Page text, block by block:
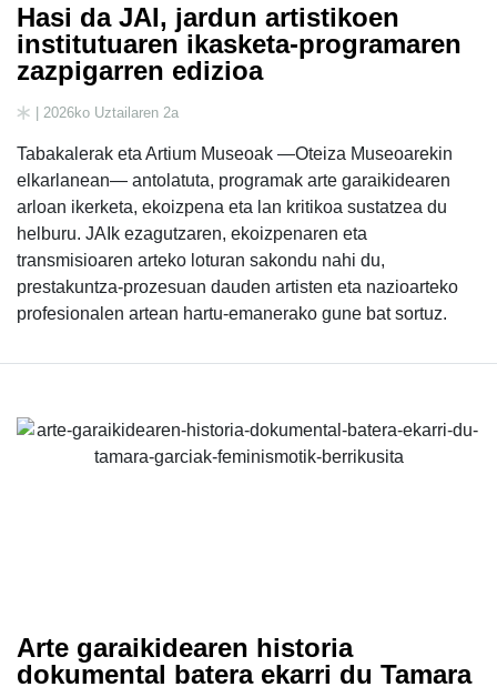
Hasi da JAI, jardun artistikoen
institutuaren ikasketa-programaren
zazpigarren edizioa
| 2026ko Uztailaren 2a
Tabakalerak eta Artium Museoak —Oteiza Museoarekin
elkarlanean— antolatuta, programak arte garaikidearen
arloan ikerketa, ekoizpena eta lan kritikoa sustatzea du
helburu. JAIk ezagutzaren, ekoizpenaren eta
transmisioaren arteko loturan sakondu nahi du,
prestakuntza-prozesuan dauden artisten eta nazioarteko
profesionalen artean hartu-emanerako gune bat sortuz.
Arte garaikidearen historia
dokumental batera ekarri du Tamara